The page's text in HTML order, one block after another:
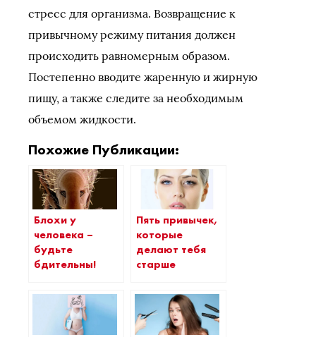
стресс для организма. Возвращение к
привычному режиму питания должен
происходить равномерным образом.
Постепенно вводите жаренную и жирную
пищу, а также следите за необходимым
объемом жидкости.
Похожие Публикации:
Блохи у
человека –
будьте
бдительны!
Пять привычек,
которые
делают тебя
старше